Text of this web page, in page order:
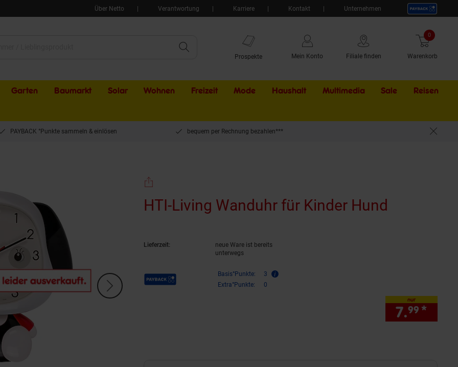
Über Netto Verantwortung Karriere Kontakt Unternehmen
Prospekte Mein Konto Filiale finden Warenkorb
0 Artikel
Garten Baumarkt Solar Wohnen Freizeit Mode Haushalt Multimedia Sale Externer
Reisen
PAYBACK °Punkte sammeln & einlösen bequem per Rechnung bezahlen***
HTI-Living Wanduhr für Kinder Hund
Lieferzeit:
neue Ware ist bereits
unterwegs
Payback Punkte Basis°Punkte:
3
Extra°Punkte:
0
nur
7.99 *